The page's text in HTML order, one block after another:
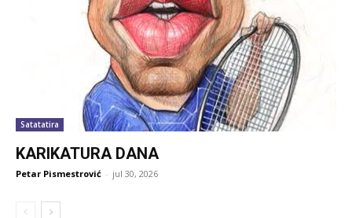
Satatatira
KARIKATURA DANA
Petar Pismestrović - jul 30, 2026